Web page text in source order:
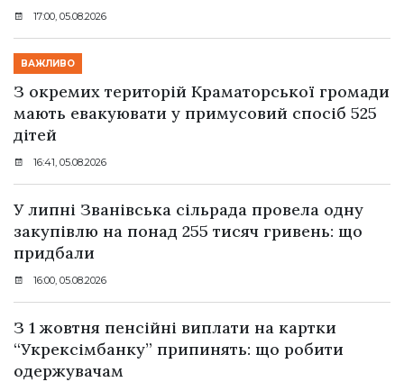
17:00, 05.08.2026
ВАЖЛИВО
З окремих територій Краматорської громади
мають евакуювати у примусовий спосіб 525
дітей
16:41, 05.08.2026
У липні Званівська сільрада провела одну
закупівлю на понад 255 тисяч гривень: що
придбали
16:00, 05.08.2026
З 1 жовтня пенсійні виплати на картки
“Укрексімбанку” припинять: що робити
одержувачам